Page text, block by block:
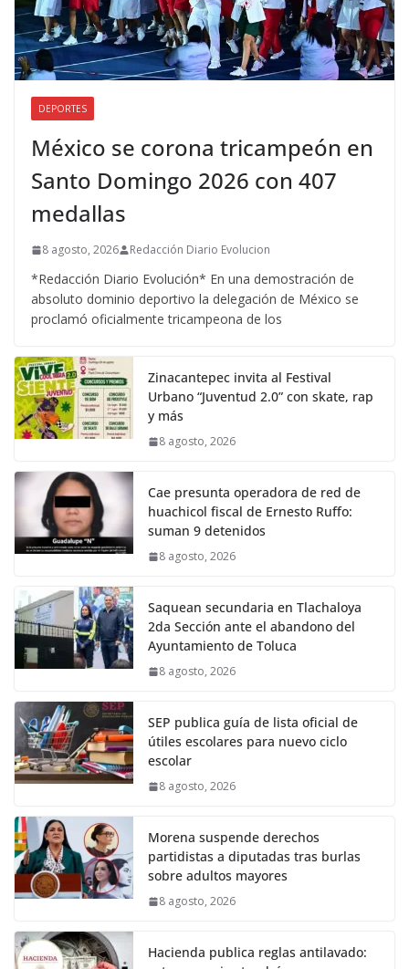
DEPORTES
México se corona tricampeón en
Santo Domingo 2026 con 407
medallas
8 agosto, 2026 Redacción Diario Evolucion
*Redacción Diario Evolución* En una demostración de
absoluto dominio deportivo la delegación de México se
proclamó oficialmente tricampeona de los
Zinacantepec invita al Festival
Urbano “Juventud 2.0” con skate, rap
y más
8 agosto, 2026
Cae presunta operadora de red de
huachicol fiscal de Ernesto Ruffo:
suman 9 detenidos
8 agosto, 2026
Saquean secundaria en Tlachaloya
2da Sección ante el abandono del
Ayuntamiento de Toluca
8 agosto, 2026
SEP publica guía de lista oficial de
útiles escolares para nuevo ciclo
escolar
8 agosto, 2026
Morena suspende derechos
partidistas a diputadas tras burlas
sobre adultos mayores
8 agosto, 2026
Hacienda publica reglas antilavado: